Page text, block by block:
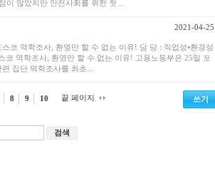
많았지만 안전사회를 위한 첫 ...
2021-04-25
코 역학조사, 환영만 할 수 없는 이유! 담 당 : 직업성⦁환경성
역학조사, 환영만 할 수 없는 이유! 고용노동부은 25일 포
집단 역학조사를 최초...
쓰기
8 9 10 끝 페이지
검색